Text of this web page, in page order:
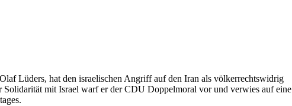
Lüders, hat den israelischen Angriff auf den Iran als völkerrechtswidrig
mit Israel warf er der CDU Doppelmoral vor und verwies auf eine